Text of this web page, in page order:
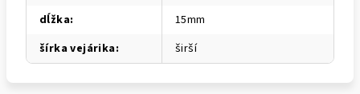
dĺžka:
15mm
šírka vejárika: širší